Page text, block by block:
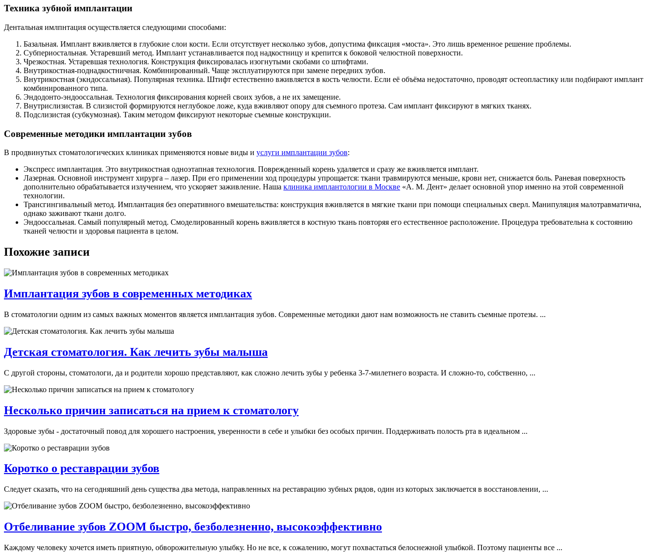
Техника зубной имплантации
Дентальная имлпнтация осуществляется следующими способами:
Базальная. Имплант вживляется в глубокие слои кости. Если отсутствует несколько зубов, допустима фиксация «моста». Это лишь временное решение проблемы.
Субпериостальная. Устаревший метод. Имплант устанавливается под надкостницу и крепится к боковой челюстной поверхности.
Чрезкостная. Устаревшая технология. Конструкция фиксировалась изогнутыми скобами со штифтами.
Внутрикостная-поднадкостничная. Комбинированный. Чаще эксплуатируются при замене передних зубов.
Внутрикостная (экндоссальная). Популярная техника. Штифт естественно вживляется в кость челюсти. Если её объёма недостаточно, проводят остеопластику или подбирают имплант
комбинированного типа.
Эндодонто-эндооссальная. Технология фиксирования корней своих зубов, а не их замещение.
Внутрислизистая. В слизистой формируются неглубокое ложе, куда вживляют опору для съемного протеза. Сам имплант фиксируют в мягких тканях.
Подслизистая (субкумозная). Таким методом фиксируют некоторые съемные конструкции.
Современные методики имплантации зубов
В продвинутых стоматологических клиниках применяются новые виды и услуги имплантации зубов:
Экспресс имплантация. Это внутрикостная одноэтапная технология. Поврежденный корень удаляется и сразу же вживляется имплант.
Лазерная. Основной инструмент хирурга – лазер. При его применении ход процедуры упрощается: ткани травмируются меньше, крови нет, снижается боль. Раневая поверхность
дополнительно обрабатывается излучением, что ускоряет заживление. Наша клиника имплантологии в Москве «А. М. Дент» делает основной упор именно на этой современной
технологии.
Трансгингивальный метод. Имплантация без оперативного вмешательства: конструкция вживляется в мягкие ткани при помощи специальных сверл. Манипуляция малотравматична,
однако заживают ткани долго.
Эндооссальная. Самый популярный метод. Смоделированный корень вживляется в костную ткань повторяя его естественное расположение. Процедура требовательна к состоянию
тканей челюсти и здоровья пациента в целом.
Похожие записи
Имплантация зубов в современных методиках
В стоматологии одним из самых важных моментов является имплантация зубов. Современные методики дают нам возможность не ставить съемные протезы. ...
Детская стоматология. Как лечить зубы малыша
С другой стороны, стоматологи, да и родители хорошо представляют, как сложно лечить зубы у ребенка 3-7-милетнего возраста. И сложно-то, собственно, ...
Несколько причин записаться на прием к стоматологу
Здоровые зубы - достаточный повод для хорошего настроения, уверенности в себе и улыбки без особых причин. Поддерживать полость рта в идеальном ...
Коротко о реставрации зубов
Следует сказать, что на сегодняшний день существа два метода, направленных на реставрацию зубных рядов, один из которых заключается в восстановлении, ...
Отбеливание зубов ZOOM быстро, безболезненно, высокоэффективно
Каждому человеку хочется иметь приятную, обворожительную улыбку. Но не все, к сожалению, могут похвастаться белоснежной улыбкой. Поэтому пациенты все ...